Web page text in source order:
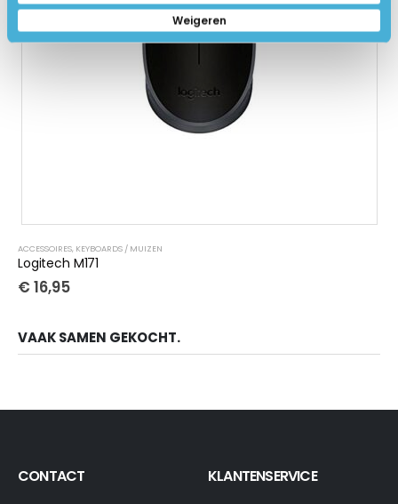
Weigeren
ACCESSOIRES, KEYBOARDS / MUIZEN
Logitech M171
€ 16,95
VAAK SAMEN GEKOCHT.
CONTACT KLANTENSERVICE